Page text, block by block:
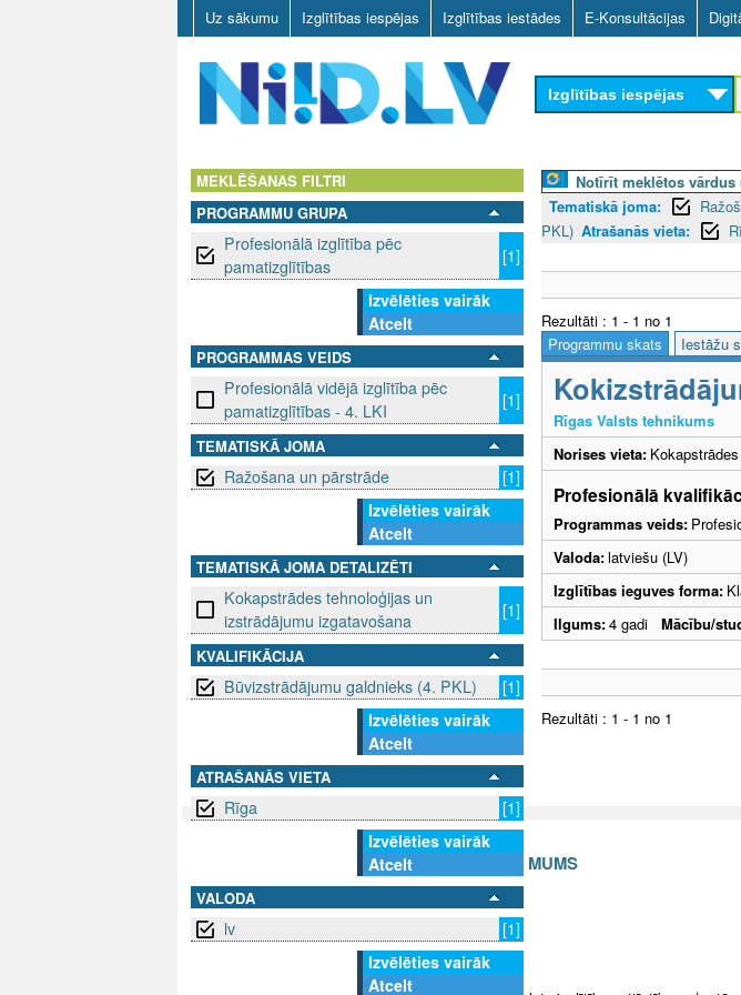
Skip
to
main
content
Uz sākumu Izglītības iespējas Izglītības iestādes E-Konsultācijas
D
L
Izglītības iespējas
MEKLĒŠANAS FILTRI
PROGRAMMU GRUPA
Profesionālā izglītība pēc
pamatizglītības
[1]
Izvēlēties vairāk
Atcelt
PROGRAMMAS VEIDS
Profesionālā vidējā izglītība pēc
pamatizglītības - 4. LKI
[1]
TEMATISKĀ JOMA
Ražošana un pārstrāde
[1]
Izvēlēties vairāk
Atcelt
TEMATISKĀ JOMA DETALIZĒTI
Kokapstrādes tehnoloģijas un
izstrādājumu izgatavošana
[1]
KVALIFIKĀCIJA
Būvizstrādājumu galdnieks (4. PKL)
[1]
Izvēlēties vairāk
Atcelt
ATRAŠANĀS VIETA
Rīga
[1]
Izvēlēties vairāk
Atcelt
VALODA
lv
[1]
Izvēlēties vairāk
Atcelt
Notīrīt meklētos
Tematiskā joma:
PKL) Atrašanās vieta:
Rezultāti : 1 - 1 no 1
Programmu skats
Iestāžu
Rīgas Valsts tehnikums
Norises vieta:
Profesionālā
Programmas veids:
Valoda:latviešu (LV)
Izglītības ieguves forma:
Ilgums:4 gadi Mācību/
Rezultāti : 1 - 1 no 1
SAZINIES AR MUMS
info@niid.lv